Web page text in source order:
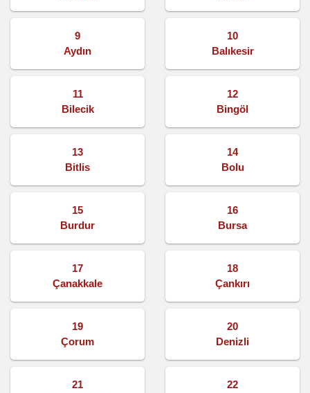
9
Aydın
10
Balıkesir
11
Bilecik
12
Bingöl
13
Bitlis
14
Bolu
15
Burdur
16
Bursa
17
Çanakkale
18
Çankırı
19
Çorum
20
Denizli
21
22